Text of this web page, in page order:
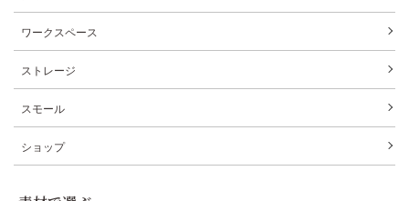
ワークスペース
ストレージ
スモール
ショップ